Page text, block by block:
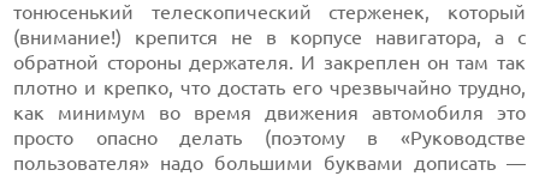
тонюсенький телескопический стерженек, который
(внимание!) крепится не в корпусе навигатора, а с
обратной стороны держателя. И закреплен он там так
плотно и крепко, что достать его чрезвычайно трудно,
как минимум во время движения автомобиля это
просто опасно делать (поэтому в «Руководстве
пользователя» надо большими буквами дописать —